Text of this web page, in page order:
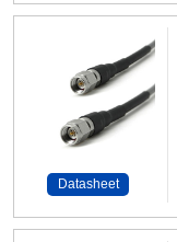
Datasheet